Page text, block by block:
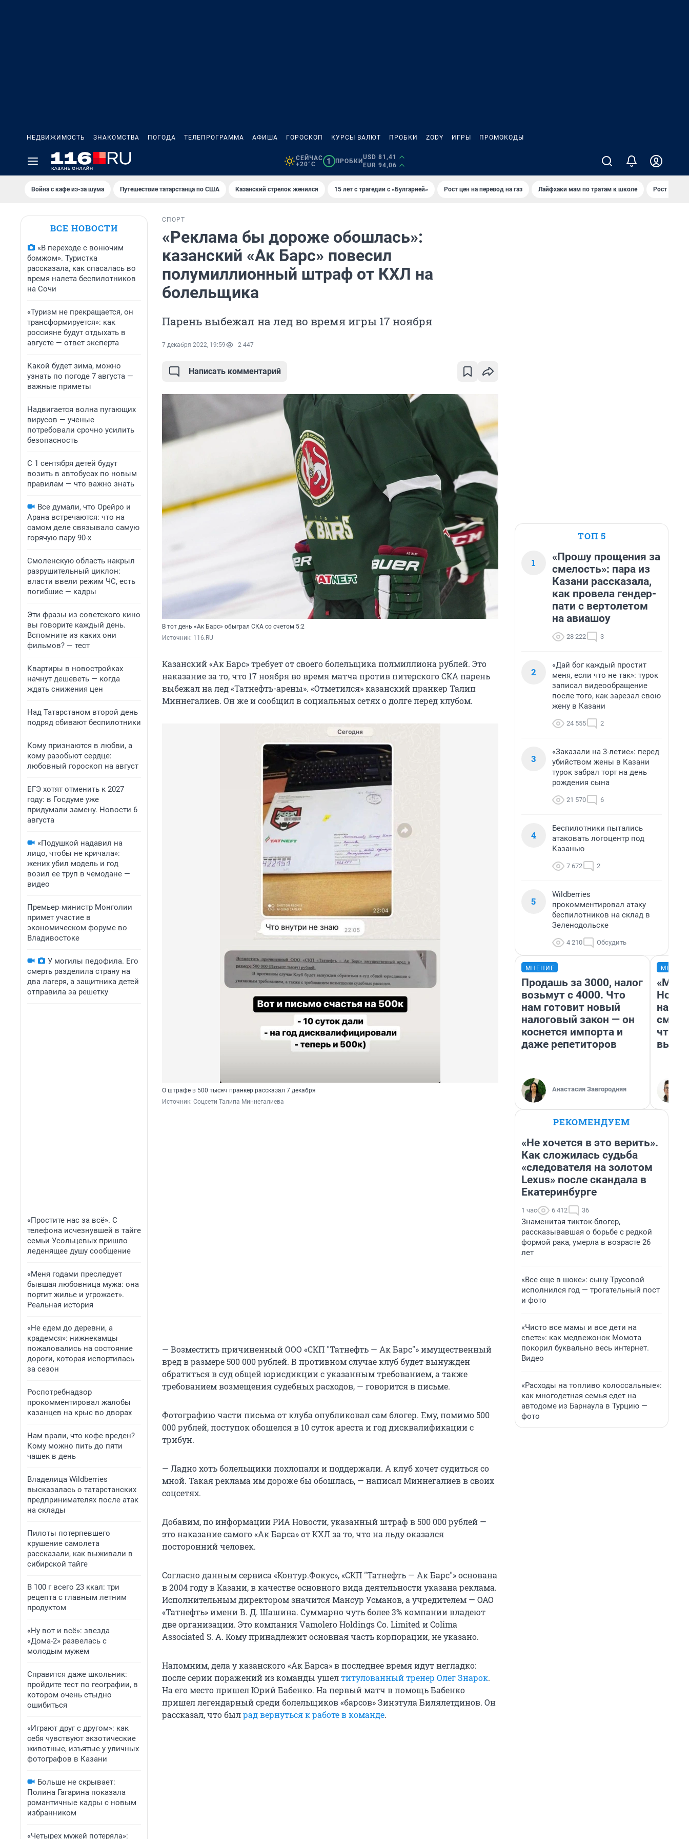
НЕДВИЖИМОСТЬ ЗНАКОМСТВА ПОГОДА ТЕЛЕПРОГРАММА АФИША ГОРОСКОП КУРСЫ ВАЛЮТ ПРОБКИ ZODY ИГРЫ ПРОМОКОДЫ
СЕЙЧАС
+20°C
1 ПРОБКИ
USD 81,41
EUR 94,06
Война с кафе из-за шума Путешествие татарстанца по США Казанский стрелок женился 15 лет с трагедии с «Булгарией» Рост цен на перевод на газ Лайфхаки мам по тратам к школе Рост цен на
ВСЕ НОВОСТИ
«В переходе с вонючим
бомжом». Туристка
рассказала, как спасалась во
время налета беспилотников
на Сочи
«Туризм не прекращается, он
трансформируется»: как
россияне будут отдыхать в
августе — ответ эксперта
Какой будет зима, можно
узнать по погоде 7 августа —
важные приметы
Надвигается волна пугающих
вирусов — ученые
потребовали срочно усилить
безопасность
С 1 сентября детей будут
возить в автобусах по новым
правилам — что важно знать
Все думали, что Орейро и
Арана встречаются: что на
самом деле связывало самую
горячую пару 90-х
Смоленскую область накрыл
разрушительный циклон:
власти ввели режим ЧС, есть
погибшие — кадры
Эти фразы из советского кино
вы говорите каждый день.
Вспомните из каких они
фильмов? — тест
Квартиры в новостройках
начнут дешеветь — когда
ждать снижения цен
Над Татарстаном второй день
подряд сбивают беспилотники
Кому признаются в любви, а
кому разобьют сердце:
любовный гороскоп на август
ЕГЭ хотят отменить к 2027
году: в Госдуме уже
придумали замену. Новости 6
августа
«Подушкой надавил на
лицо, чтобы не кричала»:
жених убил модель и год
возил ее труп в чемодане —
видео
Премьер‑министр Монголии
примет участие в
экономическом форуме во
Владивостоке
У могилы педофила. Его
смерть разделила страну на
два лагеря, а защитника детей
отправила за решетку
«Простите нас за всё». С
телефона исчезнувшей в тайге
семьи Усольцевых пришло
леденящее душу сообщение
«Меня годами преследует
бывшая любовница мужа: она
портит жилье и угрожает».
Реальная история
«Не едем до деревни, а
крадемся»: нижнекамцы
пожаловались на состояние
дороги, которая испортилась
за сезон
Роспотребнадзор
прокомментировал жалобы
казанцев на крыс во дворах
Нам врали, что кофе вреден?
Кому можно пить до пяти
чашек в день
Владелица Wildberries
высказалась о татарстанских
предпринимателях после атак
на склады
Пилоты потерпевшего
крушение самолета
рассказали, как выживали в
сибирской тайге
В 100 г всего 23 ккал: три
рецепта с главным летним
продуктом
«Ну вот и всё»: звезда
«Дома-2» развелась с
молодым мужем
Справится даже школьник:
пройдите тест по географии, в
котором очень стыдно
ошибиться
«Играют друг с другом»: как
себя чувствуют экзотические
животные, изъятые у уличных
фотографов в Казани
Больше не скрывает:
Полина Гагарина показала
романтичные кадры с новым
избранником
«Четырех мужей потеряла»:
СПОРТ
«Реклама бы дороже обошлась»:
казанский «Ак Барс» повесил
полумиллионный штраф от КХЛ на
болельщика
Парень выбежал на лед во время игры 17 ноября
7 декабря 2022, 19:59 2 447
Написать комментарий
В тот день «Ак Барс» обыграл СКА со счетом 5:2
Источник: 116.RU
Казанский «Ак Барс» требует от своего болельщика полмиллиона рублей. Это
наказание за то, что 17 ноября во время матча против питерского СКА парень
выбежал на лед «Татнефть-арены». «Отметился» казанский пранкер Талип
Миннегалиев. Он же и сообщил в социальных сетях о долге перед клубом.
О штрафе в 500 тысяч пранкер рассказал 7 декабря
Источник: Соцсети Талипа Миннегалиева
— Возместить причиненный ООО «СКП "Татнефть — Ак Барс"» имущественный
вред в размере 500 000 рублей. В противном случае клуб будет вынужден
обратиться в суд общей юрисдикции с указанным требованием, а также
требованием возмещения судебных расходов, — говорится в письме.
Фотографию части письма от клуба опубликовал сам блогер. Ему, помимо 500
000 рублей, поступок обошелся в 10 суток ареста и год дисквалификации с
трибун.
— Ладно хоть болельщики похлопали и поддержали. А клуб хочет судиться со
мной. Такая реклама им дороже бы обошлась, — написал Миннегалиев в своих
соцсетях.
Добавим, по информации РИА Новости, указанный штраф в 500 000 рублей —
это наказание самого «Ак Барса» от КХЛ за то, что на льду оказался
посторонний человек.
Согласно данным сервиса «Контур.Фокус», «СКП "Татнефть — Ак Барс"» основана
в 2004 году в Казани, в качестве основного вида деятельности указана реклама.
Исполнительным директором значится Мансур Усманов, а учредителем — ОАО
«Татнефть» имени В. Д. Шашина. Суммарно чуть более 3% компании владеют
две организации. Это компания Vamolero Holdings Co. Limited и Colima
Associated S. A. Кому принадлежит основная часть корпорации, не указано.
Напомним, дела у казанского «Ак Барса» в последнее время идут негладко:
после серии поражений из команды ушелтитулованный тренер Олег Знарок.
На его место пришел Юрий Бабенко. На первый матч в помощь Бабенко
пришел легендарный среди болельщиков «барсов» Зинэтула Билялетдинов. Он
рассказал, что былрад вернуться к работе в команде.
ТОП 5
1
«Прошу прощения за
смелость»: пара из
Казани рассказала,
как провела гендер-
пати с вертолетом
на авиашоу
28 222 3
2
«Дай бог каждый простит
меня, если что не так»: турок
записал видеообращение
после того, как зарезал свою
жену в Казани
24 555 2
3
«Заказали на 3-летие»: перед
убийством жены в Казани
турок забрал торт на день
рождения сына
21 570 6
4
Беспилотники пытались
атаковать логоцентр под
Казанью
7 672 2
5
Wildberries
прокомментировал атаку
беспилотников на склад в
Зеленодольске
4 210 Обсудить
МНЕНИЕ
Продашь за 3000, налог
возьмут с 4000. Что
нам готовит новый
налоговый закон — он
коснется импорта и
даже репетиторов
Анастасия Завгородняя
«Мы
РЕКОМЕНДУЕМ
«Не хочется в это верить».
Как сложилась судьба
«следователя на золотом
Lexus» после скандала в
Екатеринбурге
1 час 6 412 36
Знаменитая тикток-блогер,
рассказывавшая о борьбе с редкой
формой рака, умерла в возрасте 26
лет
«Все еще в шоке»: сыну Трусовой
исполнился год — трогательный пост
и фото
«Чисто все мамы и все дети на
свете»: как медвежонок Момота
покорил буквально весь интернет.
Видео
«Расходы на топливо колоссальные»:
как многодетная семья едет на
автодоме из Барнаула в Турцию —
фото